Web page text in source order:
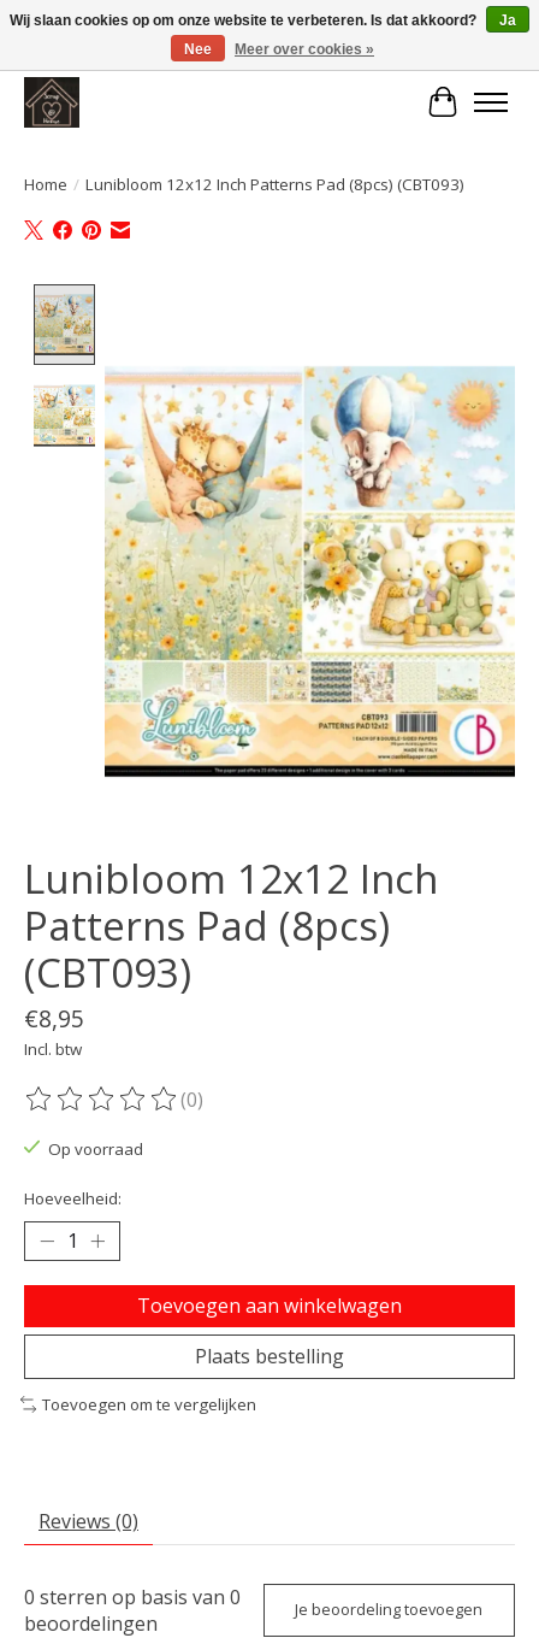
Large selection of products and fast shipping!
Home / Lunibloom 12x12 Inch Patterns Pad (8pcs) (CBT093)
Lunibloom 12x12 Inch
Patterns Pad (8pcs)
(CBT093)
€8,95
Incl. btw
De beoordeling van dit product is
(0)
Op voorraad
Hoeveelheid:
Toevoegen aan winkelwagen
Plaats bestelling
Toevoegen om te vergelijken
Reviews (0)
0 sterren op basis van 0
beoordelingen
Je beoordeling toevoegen
Wij slaan cookies op om onze website te verbeteren. Is dat akkoord?
Ja
Nee
Meer over cookies »